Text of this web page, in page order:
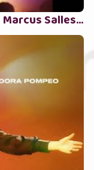
NÃO HÁ EVANGELHO SEM CRUZ - Marcus Salles Part. Esp. Fernandinho ( Ao vivo na igreja )